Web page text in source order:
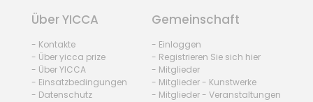
Über YICCA
- Kontakte
- Über yicca prize
- Über YICCA
- Einsatzbedingungen
- Datenschutz
Gemeinschaft
- Einloggen
- Registrieren Sie sich hier
- Mitglieder
- Mitglieder - Kunstwerke
- Mitglieder - Veranstaltungen